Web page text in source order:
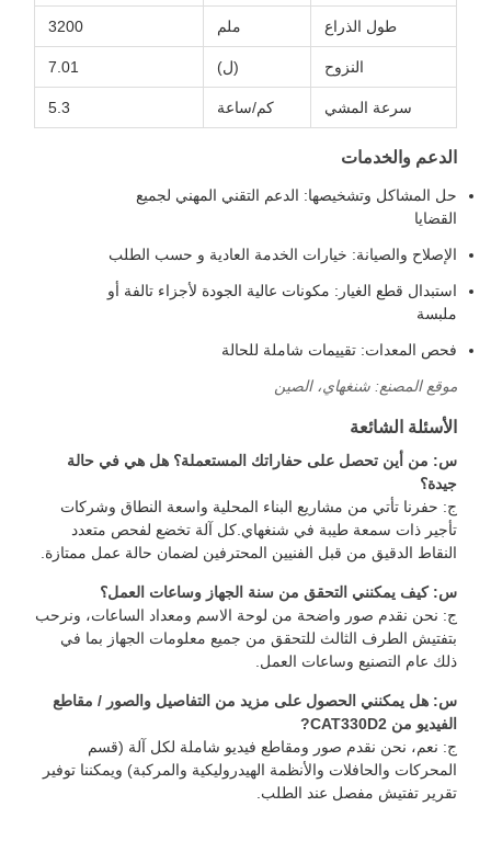
طول الذراع ملم 3200
النزوح (ل) 7.01
سرعة المشي كم/ساعة 5.3
الدعم والخدمات
حل المشاكل وتشخيصها: الدعم التقني المهني لجميع
القضايا
الإصلاح والصيانة: خيارات الخدمة العادية و حسب الطلب
استبدال قطع الغيار: مكونات عالية الجودة لأجزاء تالفة أو
ملبسة
فحص المعدات: تقييمات شاملة للحالة
موقع المصنع: شنغهاي، الصين
الأسئلة الشائعة
س: من أين تحصل على حفاراتك المستعملة؟ هل هي في حالة
جيدة؟
ج: حفرنا تأتي من مشاريع البناء المحلية واسعة النطاق وشركات
تأجير ذات سمعة طيبة في شنغهاي.كل آلة تخضع لفحص متعدد
النقاط الدقيق من قبل الفنيين المحترفين لضمان حالة عمل ممتازة.
س: كيف يمكنني التحقق من سنة الجهاز وساعات العمل؟
ج: نحن نقدم صور واضحة من لوحة الاسم ومعداد الساعات، ونرحب
بتفتيش الطرف الثالث للتحقق من جميع معلومات الجهاز بما في
ذلك عام التصنيع وساعات العمل.
س: هل يمكنني الحصول على مزيد من التفاصيل والصور / مقاطع
الفيديو من CAT330D2?
ج: نعم، نحن نقدم صور ومقاطع فيديو شاملة لكل آلة (قسم
المحركات والحافلات والأنظمة الهيدروليكية والمركبة) ويمكننا توفير
تقرير تفتيش مفصل عند الطلب.